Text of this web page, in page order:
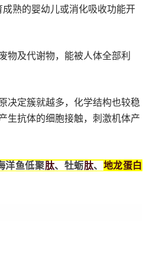
熟的婴幼儿或消化吸收功能开
物及代谢物，能被人体全部利
决定簇就越多，化学结构也较稳
生抗体的细胞接触，刺激机体产
洋鱼低聚肽、牡蛎肽、 地龙蛋白